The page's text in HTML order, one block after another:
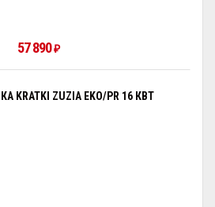
57 890₽
KRATKI ZUZIA EKO/PR 16 КВТ